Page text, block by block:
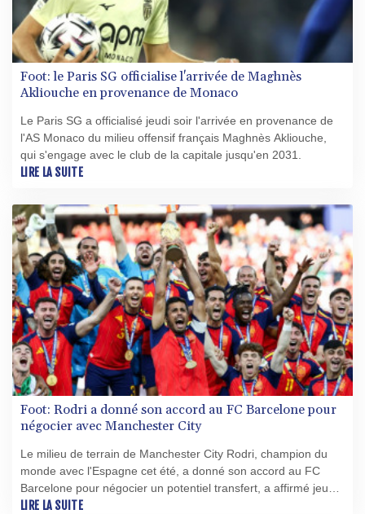
Foot: le Paris SG officialise l'arrivée de Maghnès
Akliouche en provenance de Monaco
Le Paris SG a officialisé jeudi soir l'arrivée en provenance de
l'AS Monaco du milieu offensif français Maghnès Akliouche,
qui s'engage avec le club de la capitale jusqu'en 2031.
LIRE LA SUITE
Foot: Rodri a donné son accord au FC Barcelone pour
négocier avec Manchester City
Le milieu de terrain de Manchester City Rodri, champion du
monde avec l'Espagne cet été, a donné son accord au FC
Barcelone pour négocier un potentiel transfert, a affirmé jeudi
à l'AFP une source au sein du club catalan.
LIRE LA SUITE